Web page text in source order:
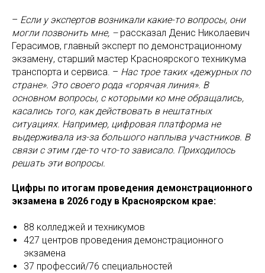
– Если у экспертов возникали какие-то вопросы, они
могли позвонить мне, – рассказал Денис Николаевич
Герасимов, главный эксперт по демонстрационному
экзамену, старший мастер Красноярского техникума
транспорта и сервиса. – Нас трое таких «дежурных по
стране». Это своего рода «горячая линия». В
основном вопросы, с которыми ко мне обращались,
касались того, как действовать в нештатных
ситуациях. Например, цифровая платформа не
выдерживала из-за большого наплыва участников. В
связи с этим где-то что-то зависало. Приходилось
решать эти вопросы.
Цифры по итогам проведения демонстрационного
экзамена в 2026 году в Красноярском крае:
88 колледжей и техникумов
427 центров проведения демонстрационного
экзамена
37 профессий/76 специальностей